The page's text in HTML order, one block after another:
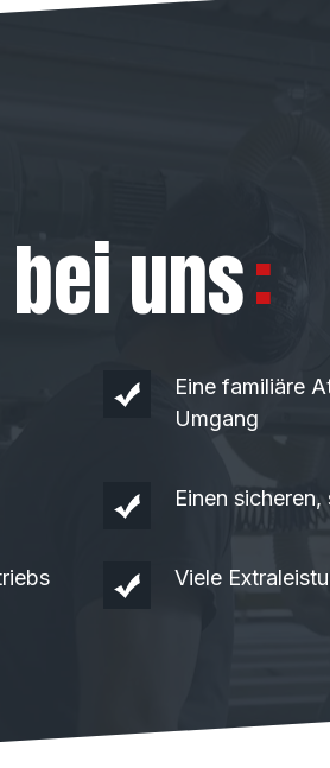
uns
Eine familiäre
Umgang
Einen
Viele